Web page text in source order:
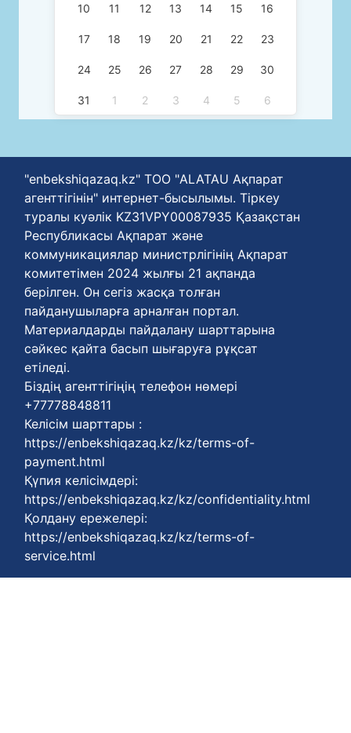
10 11 12 13 14 15 16
17 18 19 20 21 22 23
24 25 26 27 28 29 30
31 1 2 3 4 5 6
"enbekshiqazaq.kz" ТОО "ALATAU Ақпарат
агенттігінін" интернет-бысылымы. Тіркеу
туралы куәлік KZ31VPY00087935 Қазақстан
Республикасы Ақпарат және
коммуникациялар министрлігінің Ақпарат
комитетімен 2024 жылғы 21 ақпанда
берілген. Он сегіз жасқа толған
пайданушыларға арналған портал.
Материалдарды пайдалану шарттарына
сәйкес қайта басып шығаруға рұқсат
етіледі.
Біздің агенттігіңің телефон нөмері
+77778848811
Келісім шарттары :
https://enbekshiqazaq.kz/kz/terms-of-
payment.html
Қүпия келісімдері:
https://enbekshiqazaq.kz/kz/confidentiality.html
Қолдану ережелері:
https://enbekshiqazaq.kz/kz/terms-of-
service.html